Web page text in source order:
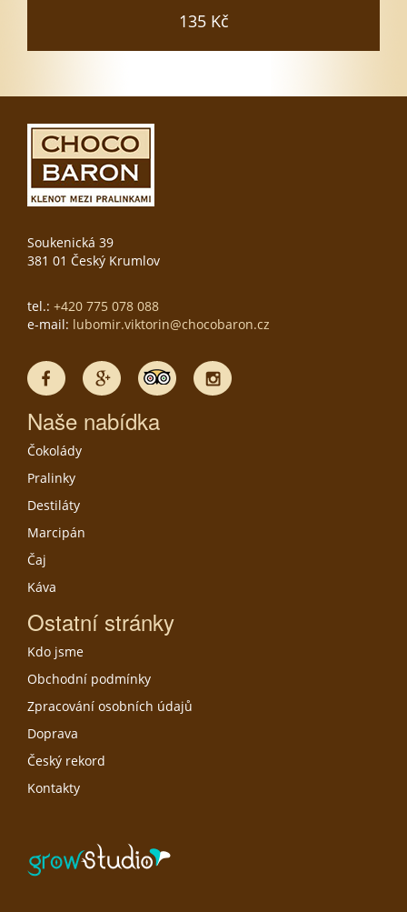
135 Kč
Soukenická 39
381 01 Český Krumlov
tel.: +420 775 078 088
e-mail: lubomir.viktorin@chocobaron.cz
Naše nabídka
Čokolády
Pralinky
Destiláty
Marcipán
Čaj
Káva
Ostatní stránky
Kdo jsme
Obchodní podmínky
Zpracování osobních údajů
Doprava
Český rekord
Kontakty